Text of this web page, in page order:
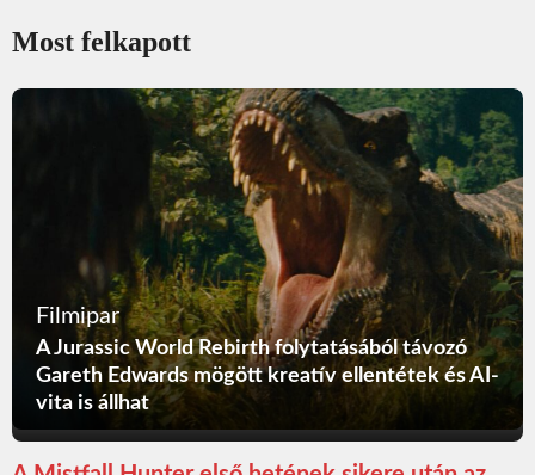
Most felkapott
Filmipar
A Jurassic World Rebirth folytatásából távozó
Gareth Edwards mögött kreatív ellentétek és AI-
vita is állhat